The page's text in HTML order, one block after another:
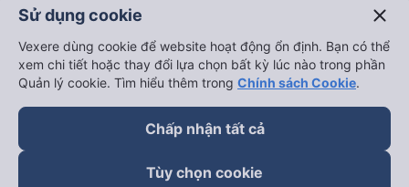
keyboard_arrow_down
Về chúng tôi
keyboard_arrow_down
Hỗ trợ
keyboard_arrow_down
Trở thành đối tác
Đối tác thanh toán
Sử dụng cookie close
Vexere dùng cookie để website hoạt động ổn định. Bạn có thể
xem chi tiết hoặc thay đổi lựa chọn bất kỳ lúc nào trong phần
Quản lý cookie. Tìm hiểu thêm trong Chính sách Cookie.
Chấp nhận tất cả
Tùy chọn cookie